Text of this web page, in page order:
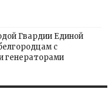
Гвардии Единой
с
генераторами